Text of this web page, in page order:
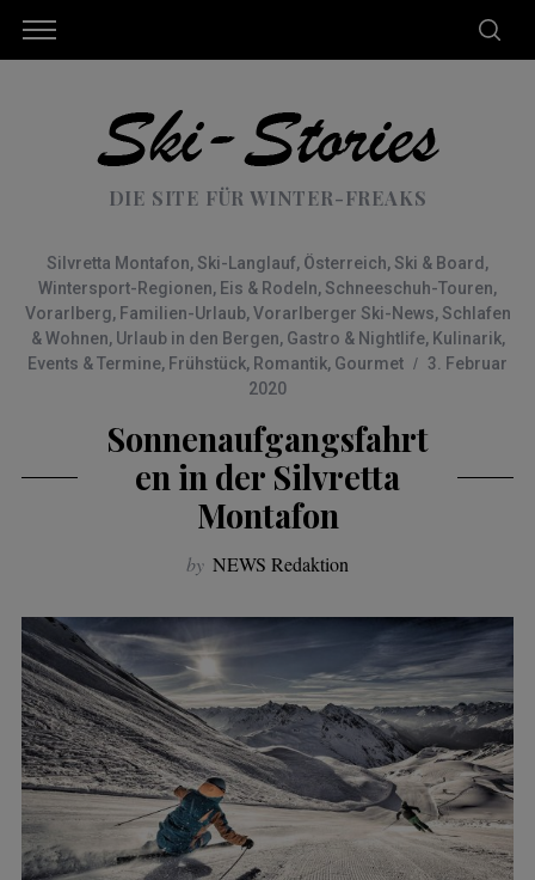
DIE SITE FÜR WINTER-FREAKS
Silvretta Montafon, Ski-Langlauf, Österreich, Ski & Board ,
Wintersport-Regionen, Eis & Rodeln, Schneeschuh-Touren,
Vorarlberg, Familien-Urlaub,Vorarlberger Ski-News, Schlafen
& Wohnen, Urlaub in den Bergen, Gastro & Nightlife, Kulinarik,
Events & Termine, Frühstück, Romantik, Gourmet
3. Februar
2020
Sonnenaufgangsfahrt
en in der Silvretta
Montafon
by NEWS Redaktion